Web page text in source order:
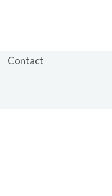
Contact